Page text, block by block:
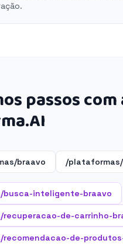
passos com
braavo /
busca-inteligente-braavo
recuperacao-de-carrinho-
recomendacao-de-